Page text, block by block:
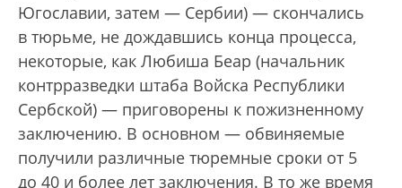
Югославии, затем — Сербии) — скончались
в тюрьме, не дождавшись конца процесса,
некоторые, как Любиша Беар (начальник
контрразведки штаба Войска Республики
Сербской) — приговорены к пожизненному
заключению. В основном — обвиняемые
получили различные тюремные сроки от 5
до 40 и более лет заключения. В то же время